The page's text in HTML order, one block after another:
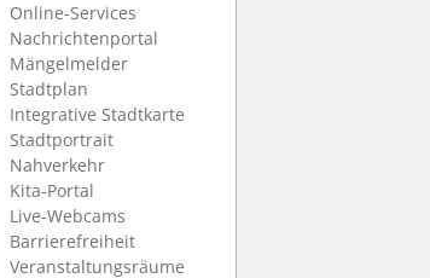
Online-Services
Nachrichtenportal
Mängelmelder
Stadtplan
Integrative Stadtkarte
Stadtportrait
Nahverkehr
Kita-Portal
Live-Webcams
Barrierefreiheit
Veranstaltungsräume